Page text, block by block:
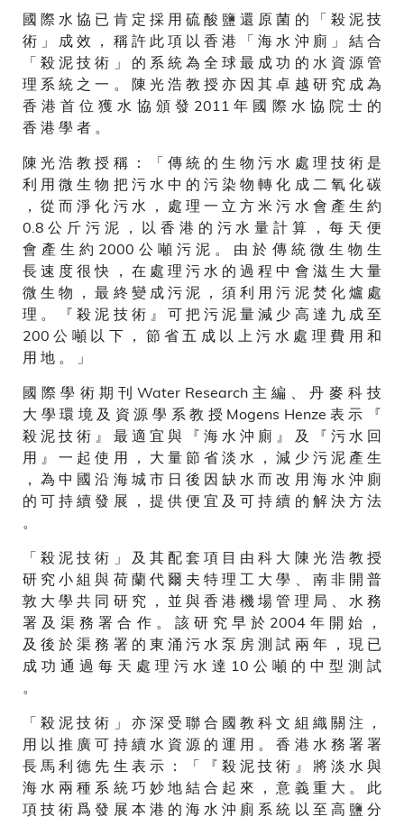
國 際 水 協 已 肯 定 採 用 硫 酸 鹽 還 原 菌 的 「 殺 泥 技
術 」 成 效 ， 稱 許 此 項 以 香 港 「 海 水 沖 廁 」 結 合
「 殺 泥 技 術 」 的 系 統 為 全 球 最 成 功 的 水 資 源 管
理 系 統 之 一 。 陳 光 浩 教 授 亦 因 其 卓 越 研 究 成 為
香 港 首 位 獲 水 協 頒 發 2011 年 國 際 水 協 院 士 的
香 港 學 者 。
陳 光 浩 教 授 稱 ： 「 傳 統 的 生 物 污 水 處 理 技 術 是
利 用 微 生 物 把 污 水 中 的 污 染 物 轉 化 成 二 氧 化 碳
， 從 而 淨 化 污 水 ， 處 理 一 立 方 米 污 水 會 產 生 約
0.8 公 斤 污 泥 ， 以 香 港 的 污 水 量 計 算 ， 每 天 便
會 產 生 約 2000 公 噸 污 泥 。 由 於 傳 統 微 生 物 生
長 速 度 很 快 ， 在 處 理 污 水 的 過 程 中 會 滋 生 大 量
微 生 物 ， 最 終 變 成 污 泥 ， 須 利 用 污 泥 焚 化 爐 處
理 。 『 殺 泥 技 術 』 可 把 污 泥 量 減 少 高 達 九 成 至
200 公 噸 以 下 ， 節 省 五 成 以 上 污 水 處 理 費 用 和
用 地 。 」
國 際 學 術 期 刊 Water Research 主 編 、 丹 麥 科 技
大 學 環 境 及 資 源 學 系 教 授 Mogens Henze 表 示 『
殺 泥 技 術 』 最 適 宜 與 『 海 水 沖 廁 』 及 『 污 水 回
用 』 一 起 使 用 ， 大 量 節 省 淡 水 ， 減 少 污 泥 產 生
， 為 中 國 沿 海 城 市 日 後 因 缺 水 而 改 用 海 水 沖 廁
的 可 持 續 發 展 ， 提 供 便 宜 及 可 持 續 的 解 決 方 法
。
「 殺 泥 技 術 」 及 其 配 套 項 目 由 科 大 陳 光 浩 教 授
研 究 小 組 與 荷 蘭 代 爾 夫 特 理 工 大 學 、 南 非 開 普
敦 大 學 共 同 研 究 ， 並 與 香 港 機 場 管 理 局 、 水 務
署 及 渠 務 署 合 作 。 該 研 究 早 於 2004 年 開 始 ，
及 後 於 渠 務 署 的 東 涌 污 水 泵 房 測 試 兩 年 ， 現 已
成 功 通 過 每 天 處 理 污 水 達 10 公 噸 的 中 型 測 試
。
「 殺 泥 技 術 」 亦 深 受 聯 合 國 教 科 文 組 織 關 注 ，
用 以 推 廣 可 持 續 水 資 源 的 運 用 。 香 港 水 務 署 署
長 馬 利 德 先 生 表 示 ： 「 『 殺 泥 技 術 』 將 淡 水 與
海 水 兩 種 系 統 巧 妙 地 結 合 起 來 ， 意 義 重 大 。 此
項 技 術 爲 發 展 本 港 的 海 水 沖 廁 系 統 以 至 高 鹽 分